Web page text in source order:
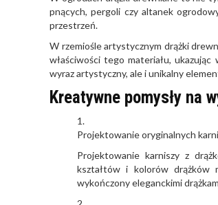
pnących, pergoli czy altanek
przestrzeń.
W rzemiośle artystycznym drążki
właściwości tego materiału,
wyraz artystyczny, ale i unikalny
Kreatywne pomysły na
Projektowanie oryginalnych
Projektowanie karniszy z
kształtów i kolorów drążków
wykończony eleganckimi